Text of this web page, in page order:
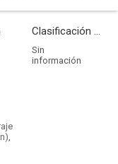
Clasificación por edades
Sin
información
,